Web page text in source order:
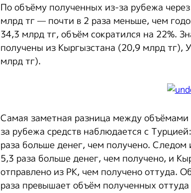
По объёму полученных из-за рубежа
млрд тг — почти в 2 раза меньше, чем
34,3 млрд тг, объём сократился на 22%.
получены из Кыргызстана (20,9 млрд
млрд тг).
Самая заметная разница между
за рубежа средств наблюдается с
раза больше денег, чем получено.
5,3 раза больше денег, чем получено, и
отправлено из РК, чем получено оттуда.
раза превышает объём полученных